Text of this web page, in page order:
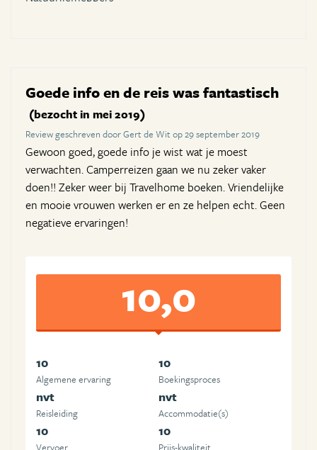
Goede info en de reis was fantastisch
(bezocht in mei 2019)
Review geschreven door Gert de Wit op 29 september 2019
Gewoon goed, goede info je wist wat je moest
verwachten. Camperreizen gaan we nu zeker vaker
doen!! Zeker weer bij Travelhome boeken. Vriendelijke
en mooie vrouwen werken er en ze helpen echt. Geen
negatieve ervaringen!
10,0
10
Algemene ervaring
10
Boekingsproces
nvt
Reisleiding
nvt
Accommodatie(s)
10
Vervoer
10
Prijs-kwaliteit